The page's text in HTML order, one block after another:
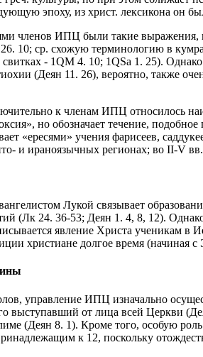
эпоху, из христ. лексикона он
членов ИПЦ были такие выражения,
10; ср. схожую терминологию в
- 1QM 4. 10; 1QSa 1. 25).
(Деян 11. 26), вероятно, также
к членам ИПЦ относилось
но обозначает течение,
«ересями» учения фарисеев,
и ираноязычных регионах; во II-V
Лукой связывает
(Лк 24. 36-53; Деян 1. 4, 8, 12).
явление Христа ученикам в
христиане долгое время
управление ИПЦ изначально
выступавший от лица всей Церкви
(Деян 8. 1). Кроме того, особую
к 12, поскольку